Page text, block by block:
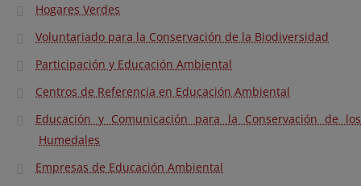
Hogares Verdes
Voluntariado para la Conservación de la Biodiversidad
Participación y Educación Ambiental
Centros de Referencia en Educación Ambiental
Educación y Comunicación para la Conservación de los
Humedales
Empresas de Educación Ambiental